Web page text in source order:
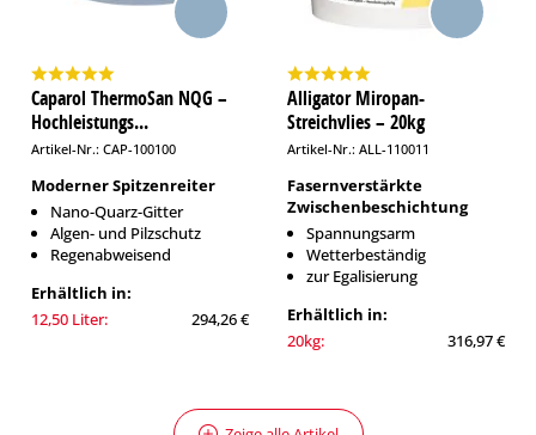
Caparol ThermoSan NQG –
Hochleistungs...
Artikel-Nr.: CAP-100100
Moderner Spitzenreiter
Nano-Quarz-Gitter
Algen- und Pilzschutz
Regenabweisend
Erhältlich in:
12,50 Liter:
294,26 €
Alligator Miropan-
Streichvlies – 20kg
Artikel-Nr.: ALL-110011
Fasernverstärkte
Zwischenbeschichtung
Spannungsarm
Wetterbeständig
zur Egalisierung
Erhältlich in:
20kg:
316,97 €